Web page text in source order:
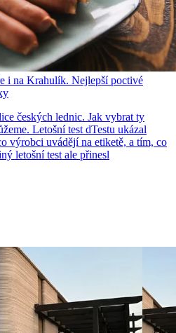
i na Krahulík. Nejlepší poctivé
českých lednic. Jak vybrat ty
Letošní test dTestu ukázal
výrobci uvádějí na etiketě, a tím, co
letošní test ale přinesl